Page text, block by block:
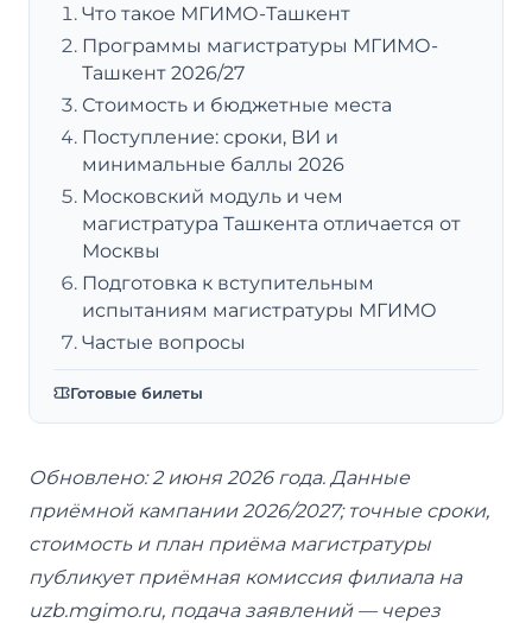
Что такое МГИМО-Ташкент
Программы магистратуры МГИМО-
Ташкент 2026/27
Стоимость и бюджетные места
Поступление: сроки, ВИ и
минимальные баллы 2026
Московский модуль и чем
магистратура Ташкента отличается от
Москвы
Подготовка к вступительным
испытаниям магистратуры МГИМО
Частые вопросы
Готовые билеты
Обновлено: 2 июня 2026 года. Данные
приёмной кампании 2026/2027; точные сроки,
стоимость и план приёма магистратуры
публикует приёмная комиссия филиала на
uzb.mgimo.ru, подача заявлений — через